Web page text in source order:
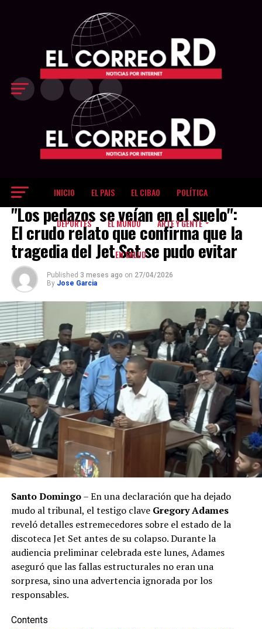
INICIO EL PAIS EL CIBAO POLÍTICA
DEPORTES EL MUNDO ARTE Y GENTE
EN SALUD
EL PAIS
"Los pedazos se veían en el suelo":
El crudo relato que confirma que la
tragedia del Jet Set se pudo evitar
Published 3 meses ago on 27/04/2026
By Jose Garcia
Santo Domingo– En una declaración que ha dejado
mudo al tribunal, el testigo clave Gregory Adames
reveló detalles estremecedores sobre el estado de la
discoteca Jet Set antes de su colapso.Durante la
audiencia preliminar celebrada este lunes, Adames
aseguró que las fallas estructurales no eran una
sorpresa, sino una advertencia ignorada por los
responsables.
Contents
Exit mobile version